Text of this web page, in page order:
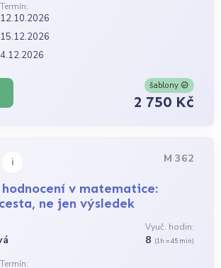
Termín:
12.10.2026
15.12.2026
4.12.2026
šablony
2 750 Kč
i M 362
v matematice:
ne jen výsledek
Vyuč. hodin:
8 (1h = 45 min)
Termín: